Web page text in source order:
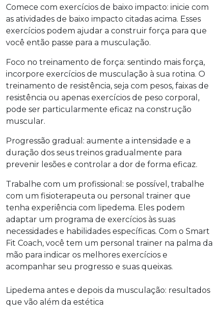
Comece com exercícios de baixo impacto: inicie com
as atividades de baixo impacto citadas acima. Esses
exercícios podem ajudar a construir força para que
você então passe para a musculação.
Foco no treinamento de força: sentindo mais força,
incorpore exercícios de musculação à sua rotina. O
treinamento de resistência, seja com pesos, faixas de
resistência ou apenas exercícios de peso corporal,
pode ser particularmente eficaz na construção
muscular.
Progressão gradual: aumente a intensidade e a
duração dos seus treinos gradualmente para
prevenir lesões e controlar a dor de forma eficaz.
Trabalhe com um profissional: se possível, trabalhe
com um fisioterapeuta ou personal trainer que
tenha experiência com lipedema. Eles podem
adaptar um programa de exercícios às suas
necessidades e habilidades específicas. Com o Smart
Fit Coach, você tem um personal trainer na palma da
mão para indicar os melhores exercícios e
acompanhar seu progresso e suas queixas.
Lipedema antes e depois da musculação: resultados
que vão além da estética